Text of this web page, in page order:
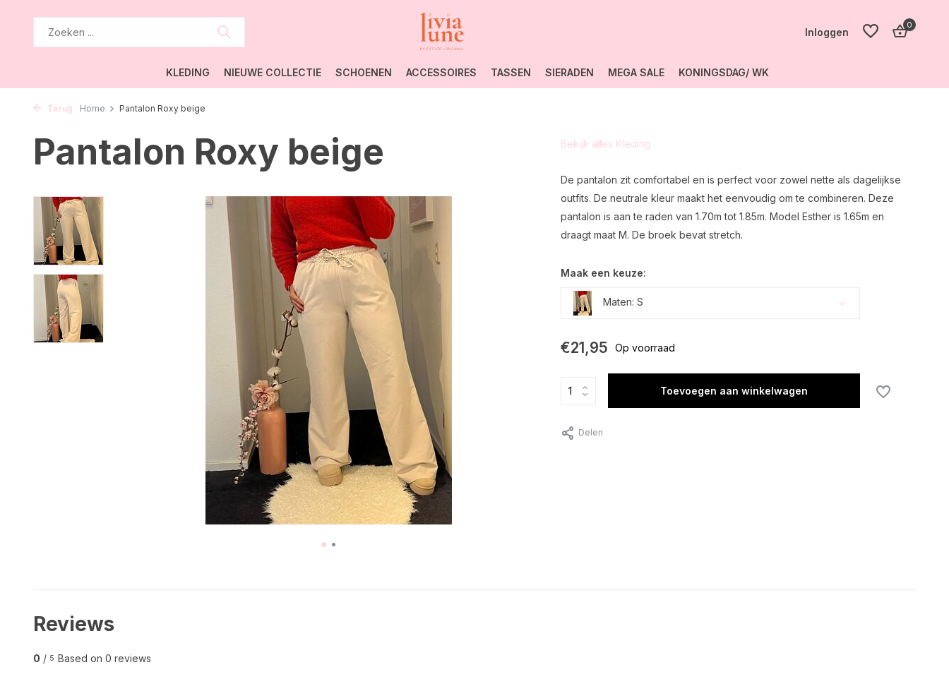
Inloggen
0
KLEDING NIEUWE COLLECTIE SCHOENEN ACCESSOIRES TASSEN SIERADEN MEGA SALE KONINGSDAG/ WK
Terug Home Pantalon Roxy beige
Pantalon Roxy beige Bekijk alles Kleding
De pantalon zit comfortabel en is perfect voor zowel nette als dagelijkse
outfits. De neutrale kleur maakt het eenvoudig om te combineren. Deze
pantalon is aan te raden van 1.70m tot 1.85m. Model Esther is 1.65m en
draagt maat M. De broek bevat stretch.
Maak een keuze:
Maten: S
Uitverkocht
€21,95 Op voorraad
Toevoegen aan winkelwagen
Delen
Reviews
0 / 5 Based on 0 reviews